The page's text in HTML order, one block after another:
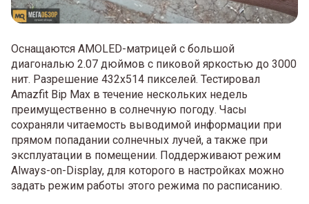
Оснащаются AMOLED-матрицей с большой
диагональю 2.07 дюймов с пиковой яркостью до 3000
нит. Разрешение 432х514 пикселей. Тестировал
Amazfit Bip Max в течение нескольких недель
преимущественно в солнечную погоду. Часы
сохраняли читаемость выводимой информации при
прямом попадании солнечных лучей, а также при
эксплуатации в помещении. Поддерживают режим
Always-on-Display, для которого в настройках можно
задать режим работы этого режима по расписанию.